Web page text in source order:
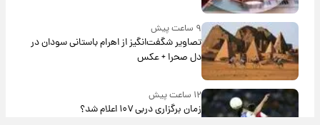
۹ ساعت پیش
تصاویر شگفت‌انگیز از اهرام باستانی سودان در
دل صحرا + عکس
۱۲ ساعت پیش
زمان برگزاری دربی ۱۰۷ اعلام شد؟